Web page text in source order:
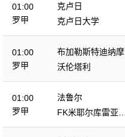
01:00
罗甲
克卢日
克卢日大学
01:00
罗甲
布加勒斯特迪纳摩
沃伦塔利
01:00
罗甲
法鲁尔
FK米耶尔库雷亚丘
克